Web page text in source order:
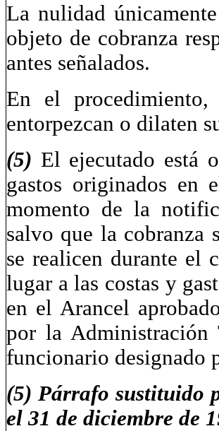
La nulidad
objeto de cobranza
antes señalados.
En el
entorpezcan o dilaten
(5) El ejecutado está
gastos originados en
momento de la
salvo que la cobranza
se realicen durante el
lugar a las costas y
en el Arancel
por la Administración
funcionario designado
(5) Párrafo sustituido
el 31 de diciembre de